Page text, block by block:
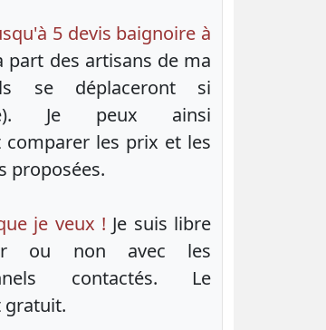
5 devis baignoire à
part des artisans de ma
se déplaceront si
Je peux ainsi
comparer les prix et les
proposées.
je veux ! Je suis libre
ou non avec les
contactés. Le
gratuit.